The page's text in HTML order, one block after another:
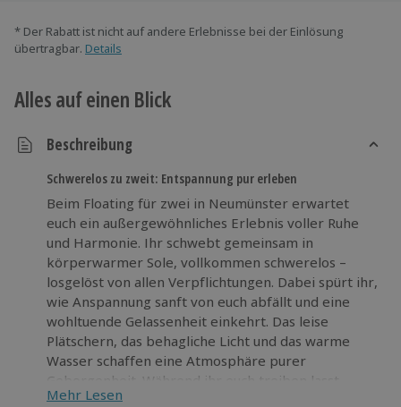
* Der Rabatt ist nicht auf andere Erlebnisse bei der Einlösung
übertragbar. Details
Alles auf einen Blick
Beschreibung
Schwerelos zu zweit: Entspannung pur erleben
Beim Floating für zwei in Neumünster erwartet
euch ein außergewöhnliches Erlebnis voller Ruhe
und Harmonie. Ihr schwebt gemeinsam in
körperwarmer Sole, vollkommen schwerelos –
losgelöst von allen Verpflichtungen. Dabei spürt ihr,
wie Anspannung sanft von euch abfällt und eine
wohltuende Gelassenheit einkehrt. Das leise
Plätschern, das behagliche Licht und das warme
Wasser schaffen eine Atmosphäre purer
Geborgenheit. Während ihr euch treiben lasst,
sorgen die beruhigenden Reize dafür, dass Körper
Mehr Lesen